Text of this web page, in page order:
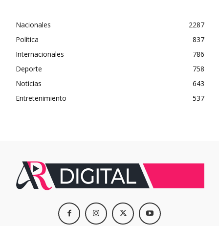
Nacionales
2287
Política
837
Internacionales
786
Deporte
758
Noticias
643
Entretenimiento
537